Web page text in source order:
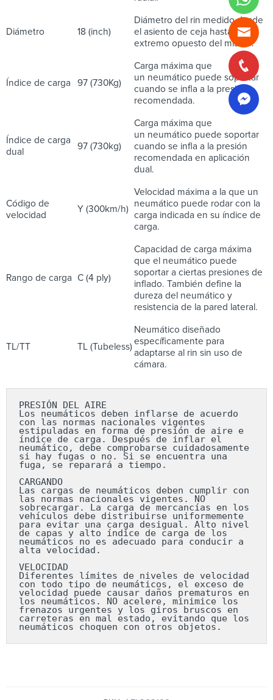
Diámetro 18 (inch)
Diámetro del rin medido desde
el asiento de ceja hasta el
extremo opuesto del mismo.
Índice de carga 97 (730Kg)
Carga máxima que
un neumático puede soportar
cuando se infla a la presión
recomendada.
Índice de carga
dual
97 (730kg)
Carga máxima que
un neumático puede soportar
cuando se infla a la presión
recomendada en aplicación
dual.
Código de
velocidad
Y (300km/h)
Velocidad máxima a la que un
neumático puede rodar con la
carga indicada en su índice de
carga.
Rango de carga C (4 ply)
Capacidad de carga máxima
que el neumático puede
soportar a ciertas presiones de
inflado. También define la
dureza del neumático y
resistencia de la pared lateral.
TL/TT TL (Tubeless)
Neumático diseñado
específicamente para
adaptarse al rin sin uso de
cámara.
PRESIÓN DEL AIRE
Los neumáticos deben inflarse de acuerdo
con las normas nacionales vigentes
estipuladas en forma de presión de aire e
índice de carga. Después de inflar el
neumático, debe comprobarse cuidadosamente
si hay fugas o no. Si se encuentra una
fuga, se reparará a tiempo.
CARGANDO
Las cargas de neumáticos deben cumplir con
las normas nacionales vigentes. NO
sobrecargar. La carga de mercancías en los
vehículos debe distribuirse uniformemente
para evitar una carga desigual. Alto nivel
de capas y alto índice de carga de los
neumáticos no es adecuado para conducir a
alta velocidad.
VELOCIDAD
Diferentes límites de niveles de velocidad
con todo tipo de neumáticos, el exceso de
velocidad puede causar daños prematuros en
los neumáticos. NO acelere, minimice los
frenazos urgentes y los giros bruscos en
carreteras en mal estado, evitando que los
neumáticos choquen con otros objetos.